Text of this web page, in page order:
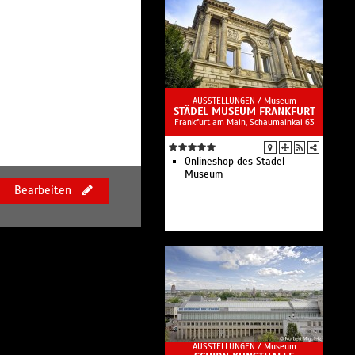
Bearbeiten
AUSSTELLUNGEN / Museum
STÄDEL MUSEUM FRANKFURT
Frankfurt am Main, Schaumainkai 63
Onlineshop des Städel
Museum
AUSSTELLUNGEN / Museum